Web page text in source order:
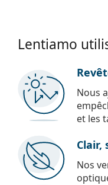
Lentiamo
Nous
et les
Clair,
Nos